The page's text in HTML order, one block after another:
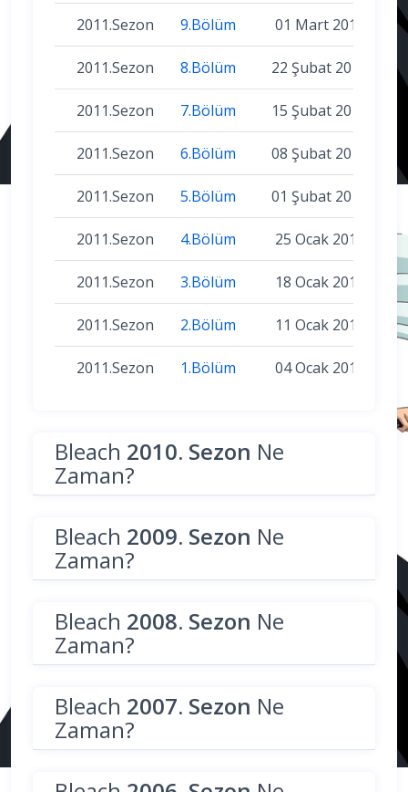
2011.Sezon 9.Bölüm 01 Mart 2011
2011.Sezon 8.Bölüm 22 Şubat 2011
2011.Sezon 7.Bölüm 15 Şubat 2011
2011.Sezon 6.Bölüm 08 Şubat 2011
2011.Sezon 5.Bölüm 01 Şubat 2011
2011.Sezon 4.Bölüm 25 Ocak 2011
2011.Sezon 3.Bölüm 18 Ocak 2011
2011.Sezon 2.Bölüm 11 Ocak 2011
2011.Sezon 1.Bölüm 04 Ocak 2011
Bleach 2010. Sezon Ne
Zaman?
Bleach 2009. Sezon Ne
Zaman?
Bleach 2008. Sezon Ne
Zaman?
Bleach 2007. Sezon Ne
Zaman?